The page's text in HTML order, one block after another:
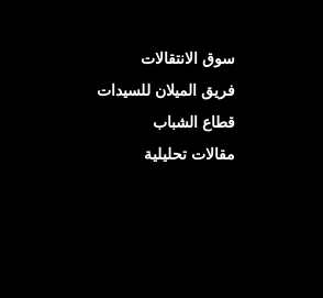
سوق الانتقالات
فريق الميلان للسيدات
قطاع الشباب
مقالات تحليلية